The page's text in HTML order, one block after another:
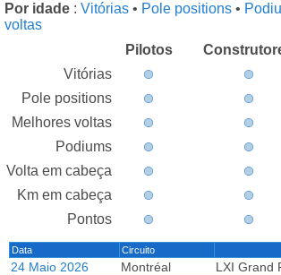
Por idade : Vitórias • Pole positions •
voltas
Pilotos
Vitórias
Pole positions
Melhores voltas
Podiums
Volta em cabeça
Km em cabeça
Pontos
Data Circuito
24 Maio 2026 Montréal
LXI Grand